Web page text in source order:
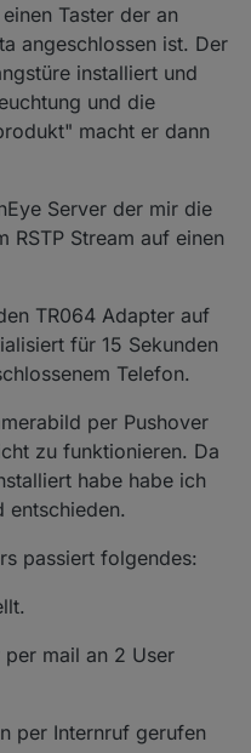
Taster der an
angeschlossen ist. Der
installiert und
und die
macht er dann
Server der mir die
RSTP Stream auf einen
TR064 Adapter auf
für 15 Sekunden
Telefon.
per Pushover
zu funktionieren. Da
habe habe ich
entschieden.
passiert folgendes:
mail an 2 User
per Internruf gerufen